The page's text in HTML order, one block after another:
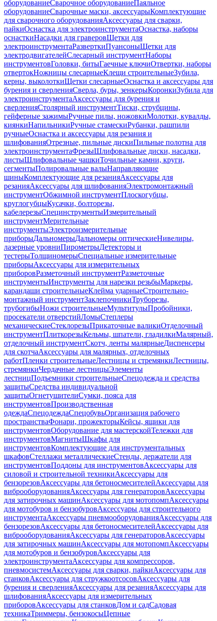
оборудованиеСварочное оборудованиеПаяльное
оборудованиеСварочные маски, аксессуарыКомплектующие
для сварочного оборудованияАксессуары для сварки,
пайкиОснастка для электроинструментаОснастка, наборы
оснасткиНасадки для граверовЩетки для
электроинструментаРазверткиПуансоныЩетки для
электродвигателейСлесарный инструментНаборы
инструментовГоловки, битыГаечные ключиОтвертки, наборы
отвертокНожницы слесарныеКлещи строительныеЗубила,
керны, выколоткиЩетки слесарныеОснастка и аксессуары для
бурения и сверленияСверла, буры, зенкерыКоронкиЗубила для
электроинструментаАксессуары для бурения и
сверленияСтолярный инструментТиски, струбцины,
гейферные зажимыРучные пилы, ножовкиМолотки, кувалды,
киянкиНапильникиРучные стамескиРубанки, рашпили
ручныеОснастка и аксессуары для резания и
шлифованияОтрезные, пильные дискиПильные полотна для
электроинструментаФрезыШлифовальные диски, насадки,
листыШлифовальные чашкиТочильные камни, круги,
сегментыПолировальные валыНаправляющие
шиныКомплектующие для резанияАксессуары для
резанияАксессуары для шлифованияЭлектромонтажный
инструментОбжимной инструментПлоскогубцы,
круглогубцыКусачки, болторезы,
кабелерезыСпецинструментыИзмерительный
инструментМерительные
инструментыЭлектроизмерительные
приборыДальномерыДальномеры оптическиеНивелиры,
лазерные уровниПирометрыДетекторы и
тестерыТолщиномерыСпециальные измерительные
приборыАксессуары для измерительных
приборовРазметочный инструментРазметочные
инструментыИнструменты для нарезки резьбыМаркеры,
карандаши строительныеКлейма ударныеСтроительно-
монтажный инструментЗаклепочникиТруборезы,
трубогибыНожи строительныеМультитулыПробойники,
просекатели отверстийЛомыСтеплеры
механическиеСтеклорезыПрикаточные валикиОтделочный
инструментПлиткорезыКельмы, шпатели, гладилкиМалярный,
отделочный инструментСкотч, ленты малярныеДиспенсеры
для скотчаАксессуары для малярных, отделочных
работПленки строительныеЛестницы и стремянкиЛестницы,
стремянкиЧердачные лестницыЭлементы
лестницПодъемники строительныеСпецодежда и средства
защитыСредства индивидуальной
защитыОгнетушителиСумки, пояса для
инструментовПроизводственная
одеждаСпецодеждаСпецобувьОрганизация рабочего
пространстваФонари, прожекторыКейсы, ящики для
инструментовОборудование для мастерскойТележки для
инструментовМагнитыШкафы для
инструментовКомплектующие для инструментальных
шкафовСтеллажи металлическиеСтенды, держатели для
инструментовПоддоны для инструментовАксессуары для
силовой и строительной техникиАксессуары для
бензорезовАксессуары для бетоносмесителейАксессуары для
виброоборудованияАксессуары для генераторовАксессуары
для затирочных машинАксессуары для мотопомпАксессуары
для мотобуров и бензобуровАксессуары для строительного
инструментаАксессуары пневмооборудованияАксессуары для
бензорезовАксессуары для бетоносмесителейАксессуары для
виброоборудованияАксессуары для генераторовАксессуары
для затирочных машинАксессуары для мотопомпАксессуары
для мотобуров и бензобуровАксессуары для
электроинструментаАксессуары для компрессоров,
пневмосистемАксессуары для сварки, пайкиАксессуары для
станковАксессуары для стружкоотсосовАксессуары для
бурения и сверленияАксессуары для резанияАксессуары для
шлифованияАксессуары для измерительных
приборовАксессуары для станковДом и садСадовая
техникаТриммеры, бензокосыЦепные